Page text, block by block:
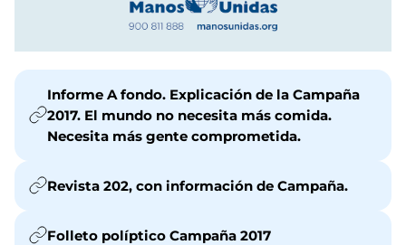
Informe A fondo. Explicación de la Campaña
2017. El mundo no necesita más comida.
Necesita más gente comprometida.
Revista 202, con información de Campaña.
Folleto políptico Campaña 2017